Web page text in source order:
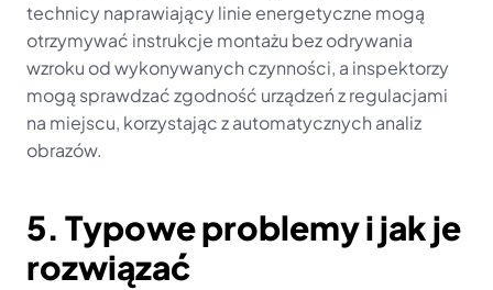
technicy naprawiający linie energetyczne mogą
otrzymywać instrukcje montażu bez odrywania
wzroku od wykonywanych czynności, a inspektorzy
mogą sprawdzać zgodność urządzeń z regulacjami
na miejscu, korzystając z automatycznych analiz
obrazów.
5. Typowe problemy i jak je
rozwiązać